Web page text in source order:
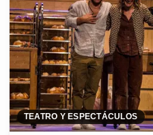
TEATRO Y ESPECTÁCULOS